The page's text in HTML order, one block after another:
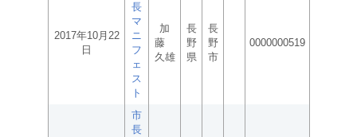
2017年10月22
日
長
マ
ニ
フ
ェ
ス
ト
加
藤
久雄
長
野
県
長
野
市
0000000519
市
長